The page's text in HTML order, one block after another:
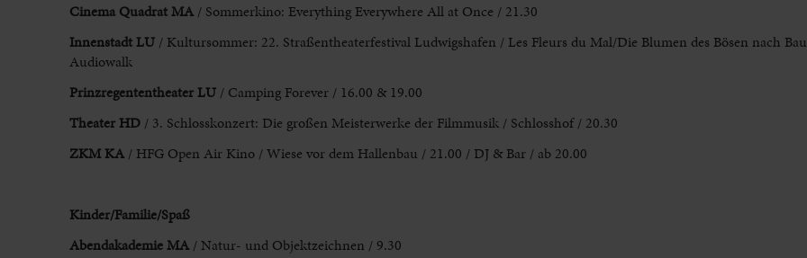
Cinema Quadrat MA / Sommerkino: Everything Everywhere All at Once / 21.30
Innenstadt LU / Kultursommer: 22. Straßentheaterfestival Ludwigshafen / Les Fleurs du Mal/Die Blumen des Bösen nach
Audiowalk
PrinzregententheaterLU / Camping Forever / 16.00 & 19.00
Theater HD / 3. Schlosskonzert: Die großen Meisterwerke der Filmmusik / Schlosshof / 20.30
ZKM KA / HFG Open Air Kino / Wiese vor dem Hallenbau / 21.00 / DJ & Bar / ab 20.00
Kinder/Familie/Spaß
Abendakademie MA/ Natur- und Objektzeichnen / 9.30